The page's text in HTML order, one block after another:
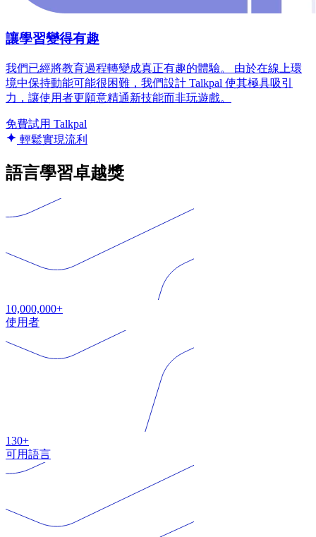
讓學習變得有趣
我們已經將教育過程轉變成真正有趣的體驗。 由於在線上環
境中保持動能可能很困難，我們設計 Talkpal 使其極具吸引
力，讓使用者更願意精通新技能而非玩遊戲。
免費試用 Talkpal
輕鬆實現流利
語言學習卓越獎
10,000,000+
使用者
130+
可用語言